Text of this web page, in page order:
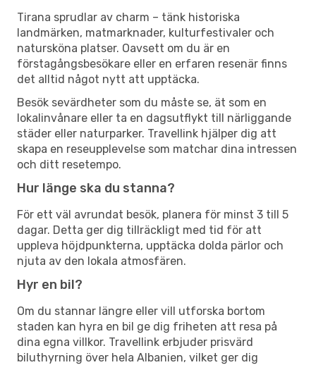
Tirana sprudlar av charm – tänk historiska
landmärken, matmarknader, kulturfestivaler och
natursköna platser. Oavsett om du är en
förstagångsbesökare eller en erfaren resenär finns
det alltid något nytt att upptäcka.
Besök sevärdheter som du måste se, ät som en
lokalinvånare eller ta en dagsutflykt till närliggande
städer eller naturparker. Travellink hjälper dig att
skapa en reseupplevelse som matchar dina intressen
och ditt resetempo.
Hur länge ska du stanna?
För ett väl avrundat besök, planera för minst 3 till 5
dagar. Detta ger dig tillräckligt med tid för att
uppleva höjdpunkterna, upptäcka dolda pärlor och
njuta av den lokala atmosfären.
Hyr en bil?
Om du stannar längre eller vill utforska bortom
staden kan hyra en bil ge dig friheten att resa på
dina egna villkor. Travellink erbjuder prisvärd
biluthyrning över hela Albanien, vilket ger dig